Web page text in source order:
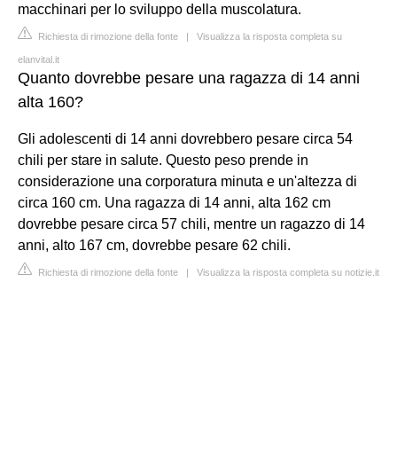
macchinari per lo sviluppo della muscolatura.
Richiesta di rimozione della fonte | Visualizza la risposta completa su
elanvital.it
Quanto dovrebbe pesare una ragazza di 14 anni
alta 160?
Gli adolescenti di 14 anni dovrebbero pesare circa 54
chili per stare in salute. Questo peso prende in
considerazione una corporatura minuta e un'altezza di
circa 160 cm. Una ragazza di 14 anni, alta 162 cm
dovrebbe pesare circa 57 chili, mentre un ragazzo di 14
anni, alto 167 cm, dovrebbe pesare 62 chili.
Richiesta di rimozione della fonte | Visualizza la risposta completa su notizie.it